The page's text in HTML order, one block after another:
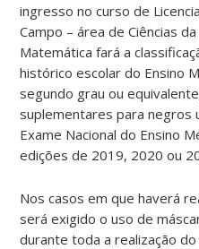
ingresso no curso de
Campo – área de Ciências
Matemática fará a
histórico escolar do Ensino
segundo grau ou
suplementares para negros
Exame Nacional do Ensino
edições de 2019, 2020 ou
Nos casos em que haverá
será exigido o uso de
durante toda a realização